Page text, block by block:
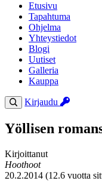
Etusivu
Tapahtuma
Ohjelma
Yhteystiedot
Blogi
Uutiset
Galleria
Kauppa
Kirjaudu
Yöllisen
Kirjoittanut
Hoothoot
20.2.2014 (12.6 vuotta